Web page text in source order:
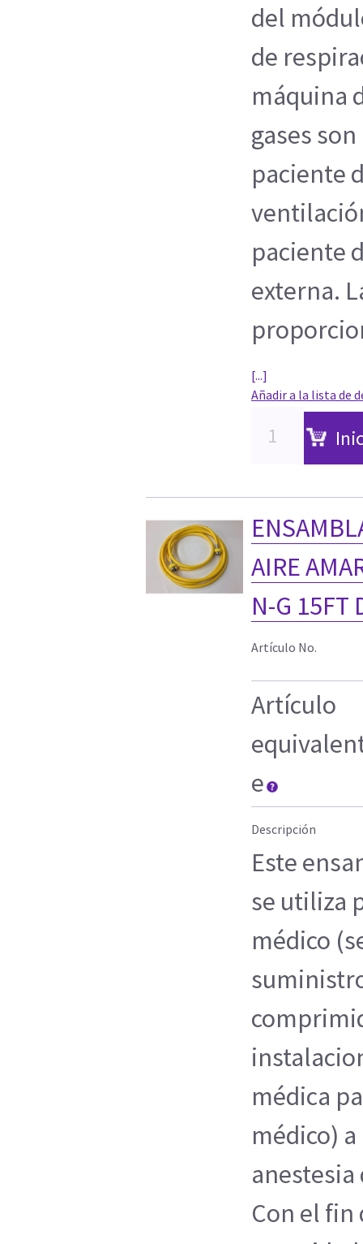
del
de
máquina
gases
paciente
paciente
externa.
[...]
Añadir a la lista de
AIRE
N-G 15FT
Artículo No.
Artículo
e
Descripción
Este
se utiliza
médico
médica
médico)
anestesia
Con el fin